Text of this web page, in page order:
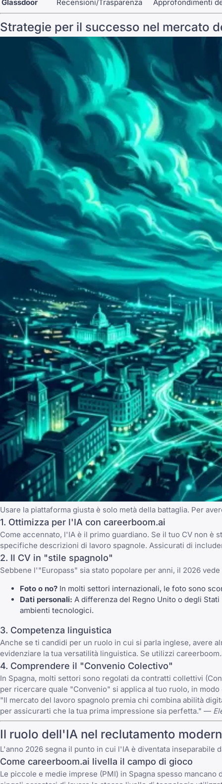
Glassdoor Recensioni/Trasparenza Approfondimenti
Strategie per il successo nel mercato
Usare la piattaforma giusta è solo metà della battaglia. Per
1. Ottimizza per l'IA con careerboom.ai
Come accennato, l'IA è il primo guardiano. Se il tuo CV non
specifiche descrizioni di lavoro spagnole. Assicurati di
2. Il CV in "stile spagnolo"
Sebbene l'"Europass" sia stato popolare per anni, il 2026
Foto o no? In molti settori internazionali, le foto sono
Dati personali: A differenza del Regno Unito o degli
ambienti tecnologici.
3. Competenza linguistica
Anche se ti candidi per un ruolo in cui si parla inglese, avere
evidenziare la tua versatilità linguistica. Se utilizzi
4. Comprendere il "Convenio Colectivo"
In Spagna, molti settori sono regolati da contratti collettivi
per ricercare quale "Convenio" si applica al tuo ruolo, in
"Il mercato del lavoro spagnolo premia chi combina abilità
per assicurarti che la tua prima impressione sia perfetta." —
Il ruolo dell'IA nel reclutamento
L'anno 2026 segna il punto in cui l'IA è diventata inseparabile
Come careerboom.ai livella il campo di gioco
Le piccole e medie imprese (PMI) in Spagna spesso